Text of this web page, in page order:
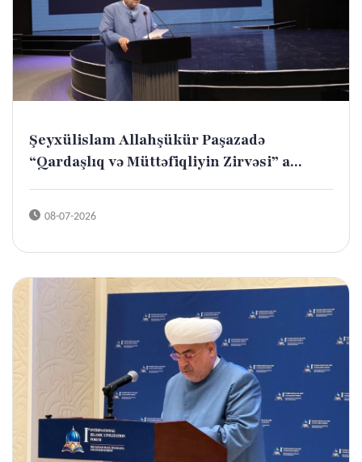
Şeyxülislam Allahşükür Paşazadə
“Qardaşlıq və Müttəfiqliyin Zirvəsi” a...
08-07-2026